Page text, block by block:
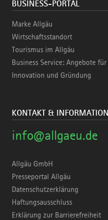
BUSINESS-PORTAL
Marke Allgäu
Wirtschaftsstandort
Tourismus im Allgäu
Business Service: Angebote
Innovation und Gründung
KONTAKT & INFORMATION
info@allgaeu.de
Allgäu GmbH
Presseportal Allgäu
Datenschutzerklärung
Haftungsausschluss
Erklärung zur Barrierefreiheit